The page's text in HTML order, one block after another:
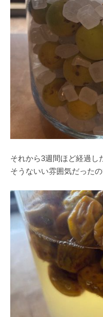
それから3週間ほど経過し
そうないい雰囲気だったの